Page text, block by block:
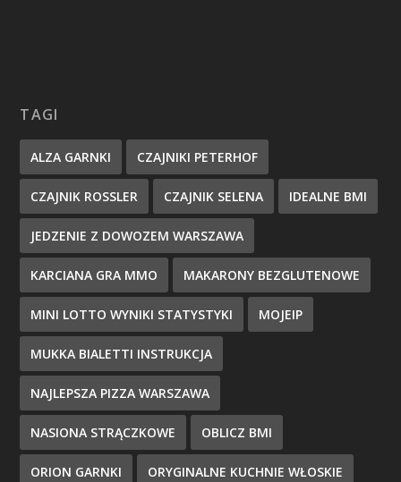
TAGI
ALZA GARNKI CZAJNIKI PETERHOF
CZAJNIK ROSSLER CZAJNIK SELENA IDEALNE BMI
JEDZENIE Z DOWOZEM WARSZAWA
KARCIANA GRA MMO MAKARONY BEZGLUTENOWE
MINI LOTTO WYNIKI STATYSTYKI MOJEIP
MUKKA BIALETTI INSTRUKCJA
NAJLEPSZA PIZZA WARSZAWA
NASIONA STRĄCZKOWE OBLICZ BMI
ORION GARNKI ORYGINALNE KUCHNIE WŁOSKIE